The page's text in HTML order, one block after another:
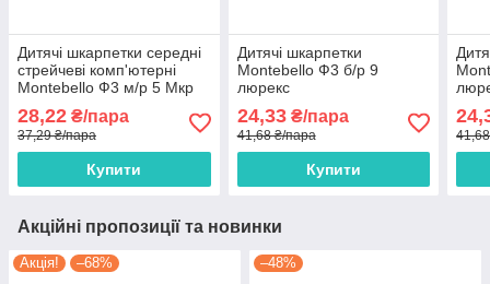
Дитячі шкарпетки середні
стрейчеві комп'ютерні
Montebello Ф3 м/р 5 Мкр
28,22 ₴/пара
37,29 ₴/пара
Купити
Дитячі шкарпетки
Montebello Ф3 б/р 9
люрекс
24,33₴/пара
41,68 ₴/пара
Купити
Акційні пропозиції та новинки
Акція! –68% –48%